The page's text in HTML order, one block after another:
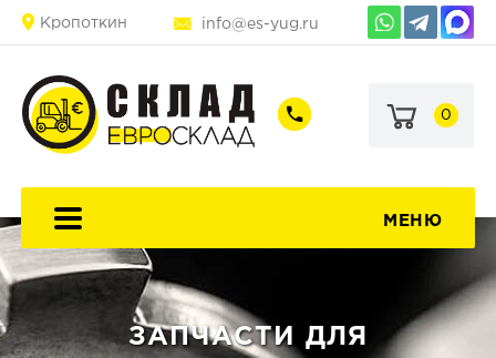
Кропоткин info@es-yug.ru
+7
60-
+7
69-
0
МЕНЮ
ЗАПЧАСТИ ДЛЯ